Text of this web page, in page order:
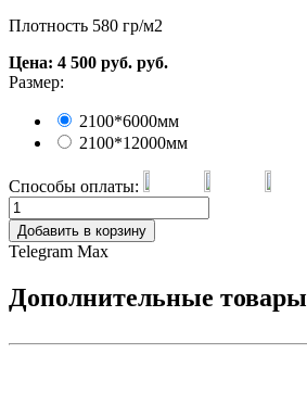
Плотность 580 гр/м2
Цена: 4 500 руб. руб.
Размер:
2100*6000мм
2100*12000мм
Способы оплаты:
Добавить в корзину
Telegram Max
Дополнительные товары